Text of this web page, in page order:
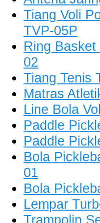
Tiang Voli
TVP-05P
Ring
02
Tiang Tenis
Matras
Line Bola
Paddle
Paddle
Bola
01
Bola
Lempar